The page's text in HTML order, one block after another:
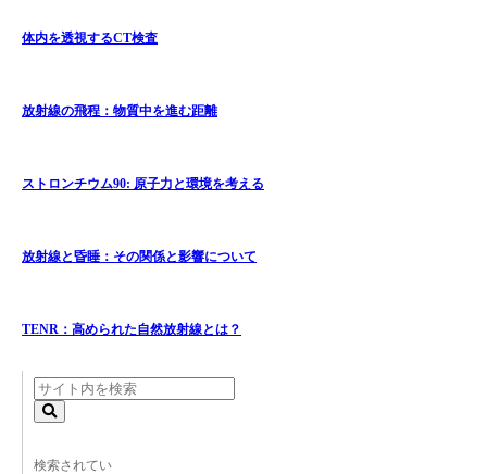
体内を透視するCT検査
放射線の飛程：物質中を進む距離
ストロンチウム90: 原子力と環境を考える
放射線と昏睡：その関係と影響について
TENR：高められた自然放射線とは？
検索されてい